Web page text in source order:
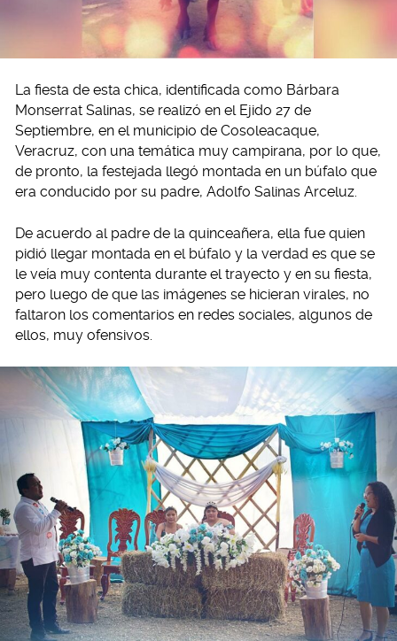
La fiesta de esta chica, identificada como Bárbara
Monserrat Salinas, se realizó en el Ejido 27 de
Septiembre, en el municipio de Cosoleacaque,
Veracruz, con una temática muy campirana, por lo que,
de pronto, la festejada llegó montada en un búfalo que
era conducido por su padre, Adolfo Salinas Arceluz.
De acuerdo al padre de la quinceañera, ella fue quien
pidió llegar montada en el búfalo y la verdad es que se
le veía muy contenta durante el trayecto y en su fiesta,
pero luego de que las imágenes se hicieran virales, no
faltaron los comentarios en redes sociales, algunos de
ellos, muy ofensivos.